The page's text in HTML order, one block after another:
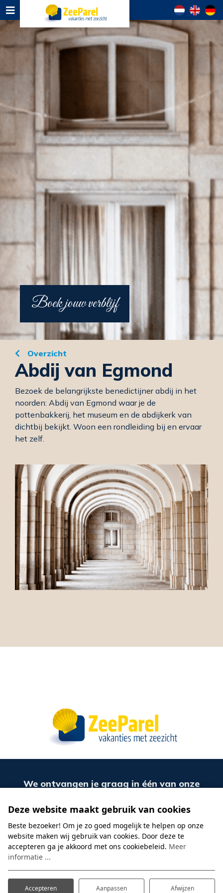
Boek jouw verblijf
Overzicht
Abdij van Egmond
Bezoek de belangrijkste benedictijner abdij in het
noorden: Abdij van Egmond waar je de
pottenbakkerij, het museum en de abdijkerk van
dichtbij bekijkt. Woon een rondleiding bij en ervaar
het zelf.
We ontvangen je graag in één van onze
Ons team staat klaar om je een fijn verblijf te
bezorgen.
Heb je de ZeeParel app al gedownload?
Lees meer over onzenieuwe app!
De ZeeParel
Deze website maakt gebruik van cookies
Beste bezoeker! Om je zo goed mogelijk te helpen op onze
website maken wij gebruik van cookies. Door deze te
accepteren ga je akkoord met ons cookiebeleid. Meer
informatie ...
Accepteren Aanpassen Afwijzen